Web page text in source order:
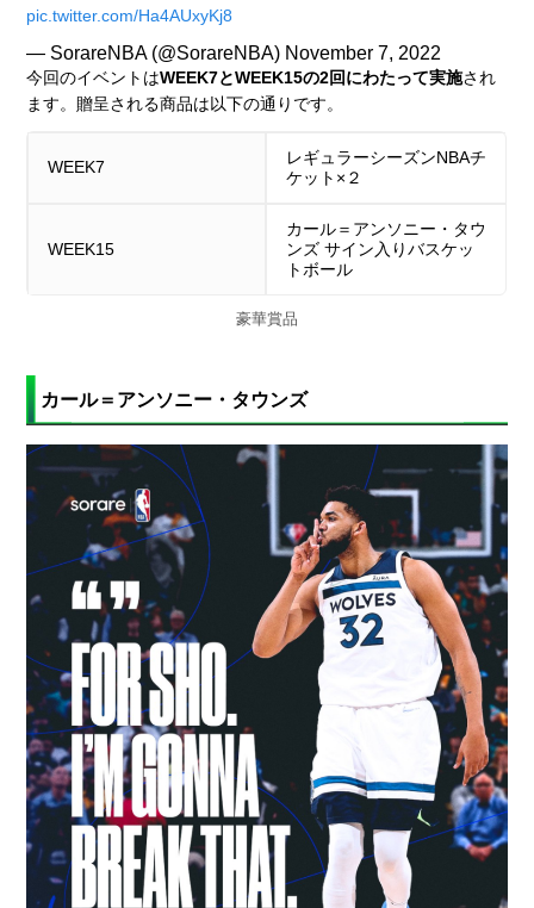
pic.twitter.com/Ha4AUxyKj8
— SorareNBA (@SorareNBA) November 7, 2022
今回のイベントはWEEK7とWEEK15の2回にわたって実施され
ます。贈呈される商品は以下の通りです。
WEEK7
レギュラーシーズンNBAチ
ケット×２
WEEK15
カール＝アンソニー・タウ
ンズ サイン入りバスケッ
トボール
豪華賞品
カール＝アンソニー・タウンズ